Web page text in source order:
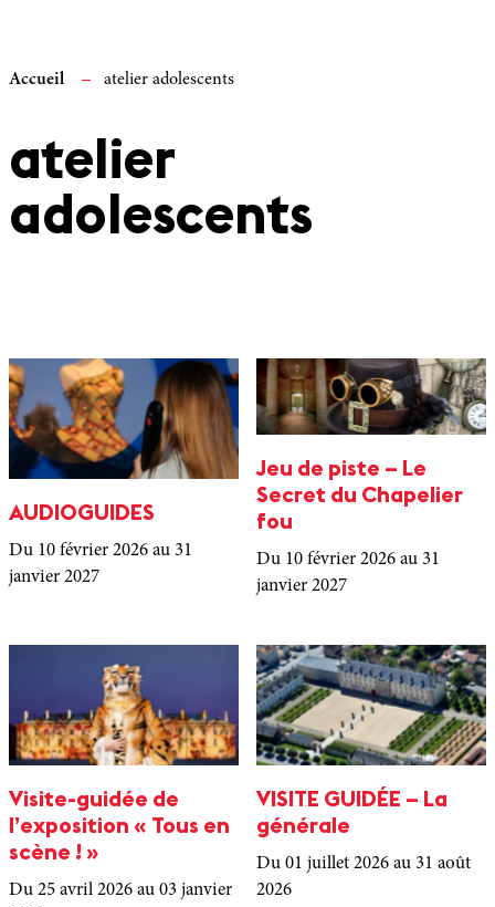
Accueil atelier adolescents
atelier
adolescents
AUDIOGUIDES
Du 10 février 2026 au 31
janvier 2027
Jeu de piste – Le
Secret du Chapelier
fou
Du 10 février 2026 au 31
janvier 2027
Visite-guidée de
l’exposition « Tous en
scène ! »
Du 25 avril 2026 au 03 janvier
VISITE GUIDÉE – La
générale
Du 01 juillet 2026 au 31 août
2026